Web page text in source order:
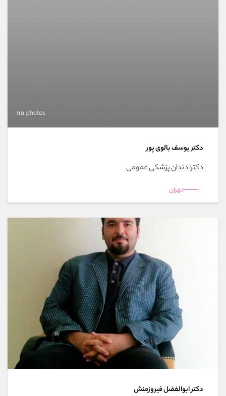
دکتر یوسف بالوی پور
دکترا دندان پزشکی عمومی
تهران
دکتر ابوالفضل فیروزمنش